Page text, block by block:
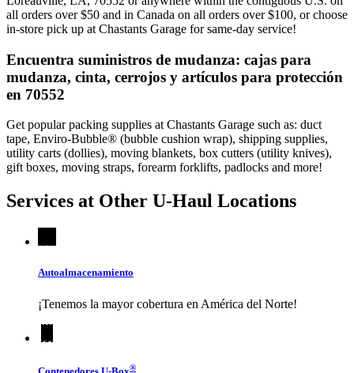
all orders over $50 and in Canada on all orders over $100, or choose
in-store pick up at Chastants Garage for same-day service!
Encuentra suministros de mudanza: cajas para
mudanza, cinta, cerrojos y artículos para protección
en 70552
Get popular packing supplies at Chastants Garage such as: duct
tape, Enviro-Bubble® (bubble cushion wrap), shipping supplies,
utility carts (dollies), moving blankets, box cutters (utility knives),
gift boxes, moving straps, forearm forklifts, padlocks and more!
Services at Other U-Haul Locations
Autoalmacenamiento
¡Tenemos la mayor cobertura en América del Norte!
®